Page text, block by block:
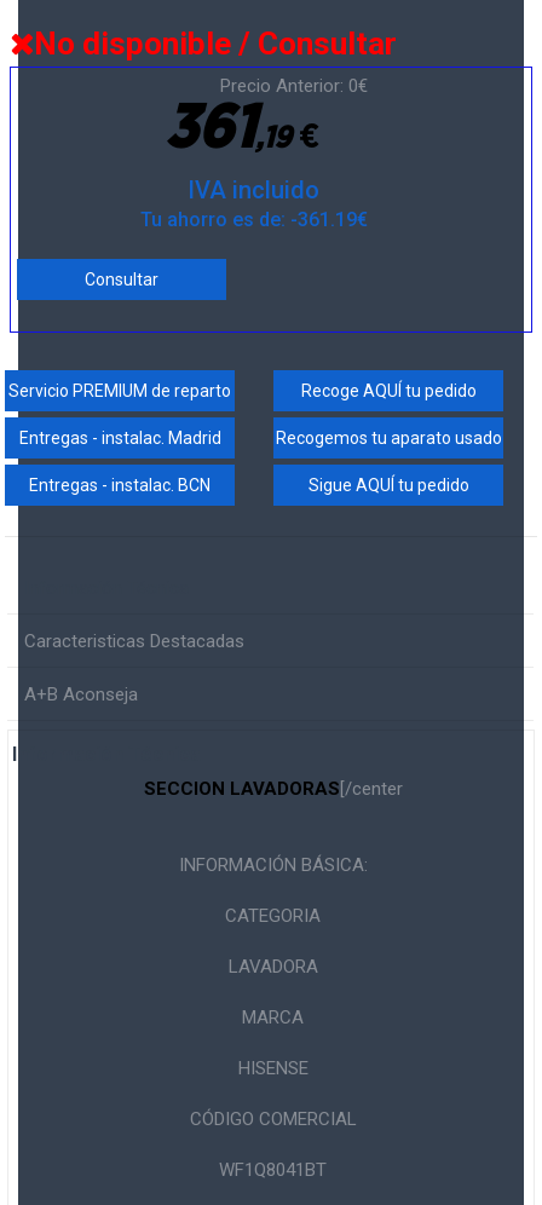
No disponible / Consultar
Precio Anterior: 0€
361,19€
IVA incluido
Tu ahorro es de: -361.19€
Consultar
Servicio PREMIUM de reparto Recoge AQUÍ tu pedido
Entregas - instalac. Madrid Recogemos tu aparato usado
Entregas - instalac. BCN Sigue AQUÍ tu pedido
Caracteristicas Destacadas
A+B Aconseja
Información Técnica
SECCION LAVADORAS[/center
INFORMACIÓN BÁSICA:
CATEGORIA
LAVADORA
MARCA
HISENSE
CÓDIGO COMERCIAL
WF1Q8041BT